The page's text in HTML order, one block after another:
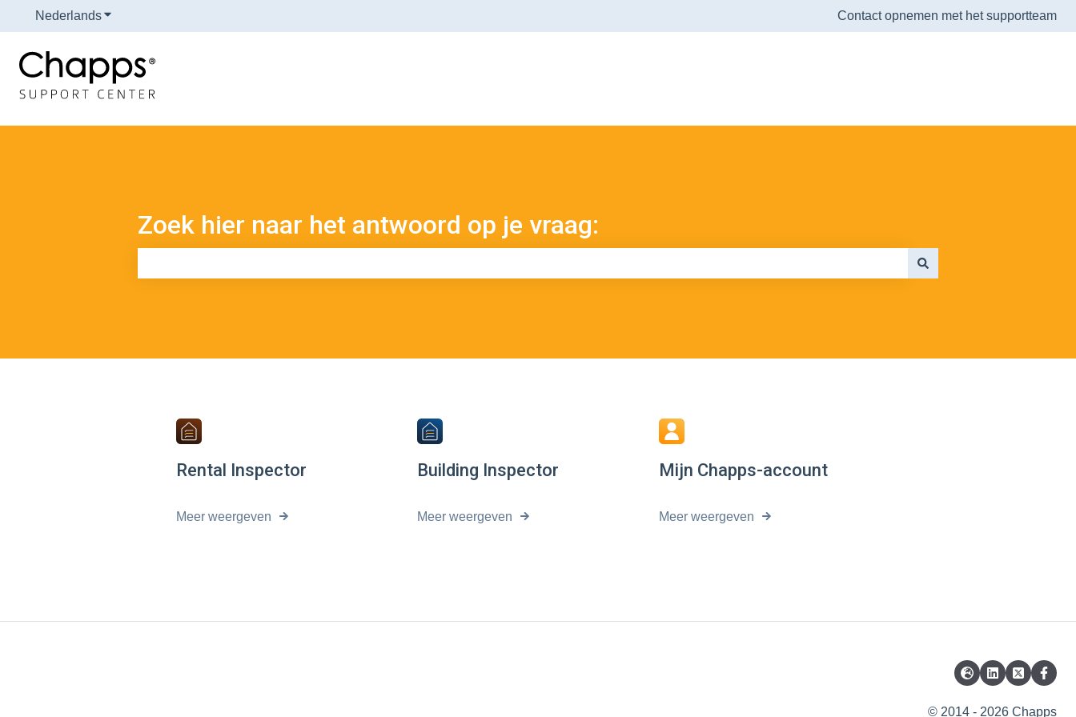
NederlandsSubmenu tonen voor vertalingen Contact opnemen met het supportteam
Zoek hier naar het antwoord op je vraag:
Rental Inspector
Meer weergeven
Building Inspector
Meer weergeven
Mijn Chapps-account
Meer weergeven
© 2014 - 2026 Chapps